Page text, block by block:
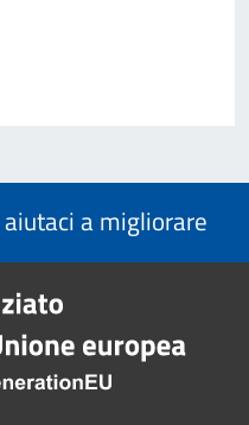
a migliorare